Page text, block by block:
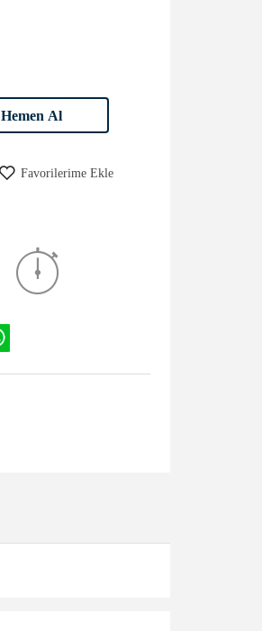
Hemen Al
Favorilerime Ekle